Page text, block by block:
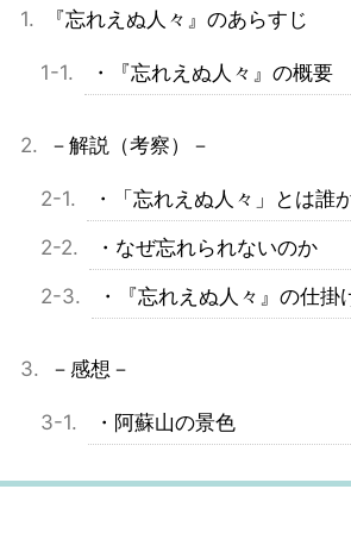
『忘れえぬ人々』のあらすじ
・『忘れえぬ人々』の概要
－解説（考察）－
・「忘れえぬ人々」とは誰
・なぜ忘れられないのか
・『忘れえぬ人々』の仕掛
－感想－
・阿蘇山の景色